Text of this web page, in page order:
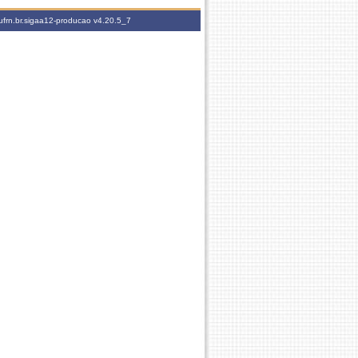
producao v4.20.5_7